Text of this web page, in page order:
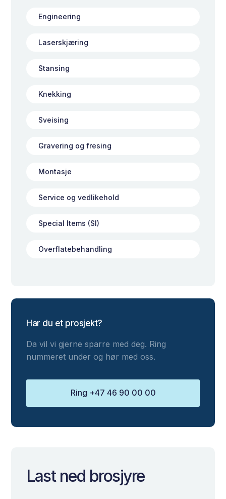
Engineering
Laserskjæring
Stansing
Knekking
Sveising
Gravering og fresing
Montasje
Service og vedlikehold
Special Items (SI)
Overflatebehandling
Har du et prosjekt?
Da vil vi gjerne sparre med deg. Ring
nummeret under og hør med oss.
Ring +47 46 90 00 00
Last ned brosjyre